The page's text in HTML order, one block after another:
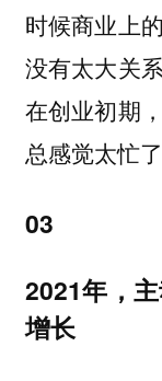
时候商业上
没有太大关
在创业初期
总感觉太忙
03
2021年，
增长